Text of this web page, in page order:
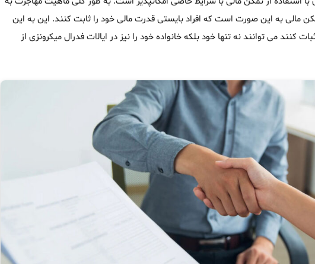
مالی به این صورت است که افراد بایستی قدرت مالی خود را ثابت کنند. این به این
کنند می توانند نه تنها خود بلکه خانواده خود را نیز در ایالات فدرال میکرونزی از